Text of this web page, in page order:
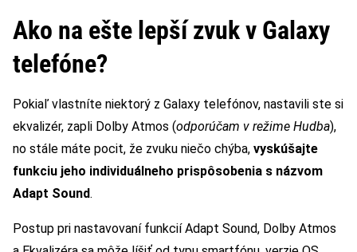
Ako na ešte lepší zvuk v Galaxy
telefóne?
Pokiaľ vlastníte niektorý z Galaxy telefónov, nastavili ste si
ekvalizér, zapli Dolby Atmos (odporúčam v režime Hudba),
no stále máte pocit, že zvuku niečo chýba, vyskúšajte
funkciu jeho individuálneho prispôsobenia s názvom
Adapt Sound.
Postup pri nastavovaní funkcií Adapt Sound, Dolby Atmos